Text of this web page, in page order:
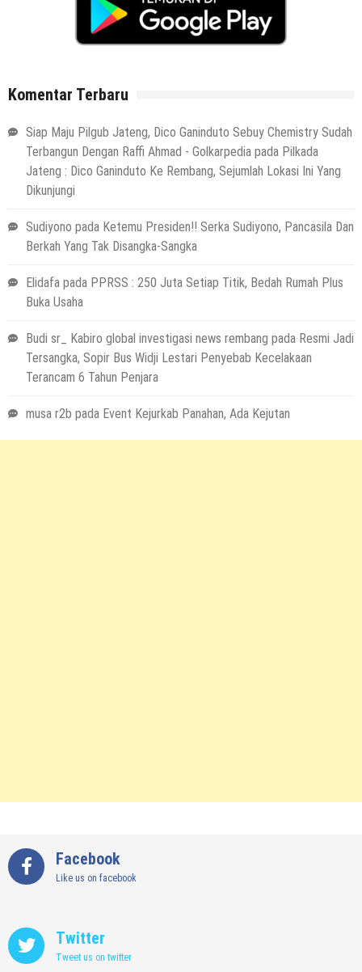
Komentar Terbaru
Siap Maju Pilgub Jateng, Dico Ganinduto Sebuy Chemistry Sudah
Terbangun Dengan Raffi Ahmad - Golkarpedia pada Pilkada
Jateng : Dico Ganinduto Ke Rembang, Sejumlah Lokasi Ini Yang
Dikunjungi
Sudiyono pada Ketemu Presiden!! Serka Sudiyono, Pancasila Dan
Berkah Yang Tak Disangka-Sangka
Elidafa pada PPRSS : 250 Juta Setiap Titik, Bedah Rumah Plus
Buka Usaha
Budi sr_ Kabiro global investigasi news rembang pada Resmi Jadi
Tersangka, Sopir Bus Widji Lestari Penyebab Kecelakaan
Terancam 6 Tahun Penjara
musa r2b pada Event Kejurkab Panahan, Ada Kejutan
Facebook
Like us on facebook
Twitter
Tweet us on twitter